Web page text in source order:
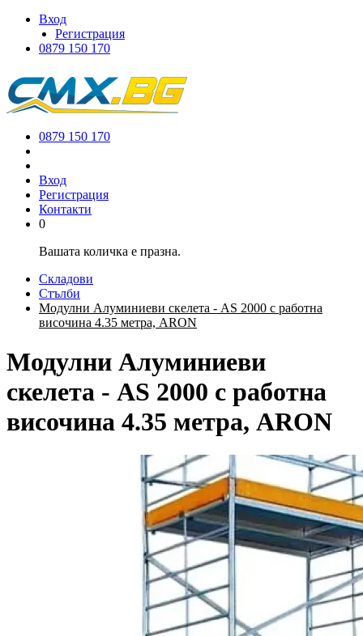
Вход
Регистрация
0879 150 170
0879 150 170
Вход
Регистрация
Контакти
0
Вашата количка е празна.
Складови
Стълби
Модулни Алуминиеви скелета - AS 2000 с работна
височина 4.35 метра, ARON
Модулни Алуминиеви
скелета - AS 2000 с работна
височина 4.35 метра, ARON